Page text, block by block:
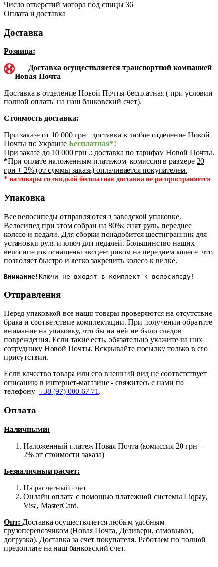
Число отверстий мотора под спицы 36
Оплата и доставка
Доставка
Розница:
Доставка осуществляется транспортной компанией
Новая Почта
Доставка в отделение Новой Почты-бесплатная ( при условии
полной оплаты на наш банковский счет).
Стоимость доставки:
При заказе от 10 000 грн . доставка в любое отделение Новой
Почты по Украине Бесплатная*!
При заказе до 10 000 грн .: доставка по тарифам Новой Почты.
*При оплате наложенным платежом, комиссия в размере 20
грн + 2% (от суммы заказа) оплачивается покупателем.
* на товары со скидкой бесплатная доставка не распространяется
Упаковка
Все велосипеды отправляются в заводской упаковке.
Велосипед при этом собран на 80%: снят руль, переднее
колесо и педали. Для сборки понадобится шестигранник для
установки руля и ключ для педалей. Большинство наших
велосипедов оснащены эксцентриком на переднем колесе, что
позволяет быстро и легко закрепить колесо к вилке.
Внимание!
Отправления
Перед упаковкой все наши товары проверяются на отсутствие
брака и соответствие комплектации. При получении обратите
внимание на упаковку, что бы на ней не было следов
повреждения. Если такие есть, обязательно укажите на них
сотруднику Новой Почты. Вскрывайте посылку только в его
присутствии.
Если качество товара или его внешний вид не соответствует
описанию в интернет-магазине - свяжитесь с нами по
телефону +38 (97) 000 67 71 .
Оплата
Наличными:
Наложенный платеж Новая Почта (комиссия 20 грн +
2% от стоимости заказа)
Безналичный расчет:
На расчетный счет
Онлайн оплата с помощью платежной системы Liqpay,
Visa, MasterCard.
Опт: Доставка осуществляется любым удобным
грузоперевозчиком (Новая Почта, Деливери, самовывоз,
догрузка). Доставка за счет покупателя. Работаем по полной
предоплате на наш банковский счет.